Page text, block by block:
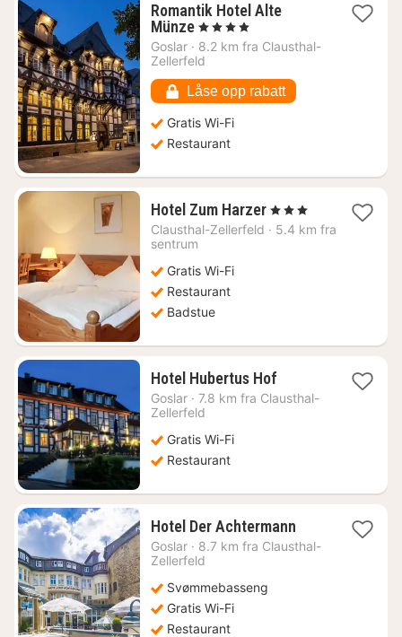
Romantik Hotel Alte
Münze1
natt
fra
kr.
, 4 Stjerner
Goslar · 8.2 km fra Clausthal-
Zellerfeld
Låse opp rabatt
Gratis Wi-Fi
Restaurant
Hotel Zum Harzer1
natt
, 3 Stjerner
Clausthal-Zellerfeld · 5.4 km fra
sentrum
Gratis Wi-Fi
Restaurant
Badstue
Hotel Hubertus Hof1
natt
Goslar · 7.8 km fra Clausthal-
Zellerfeld
Gratis Wi-Fi
Restaurant
Hotel Der Achtermann1
natt
Goslar · 8.7 km fra Clausthal-
Zellerfeld
Svømmebasseng
Gratis Wi-Fi
Restaurant